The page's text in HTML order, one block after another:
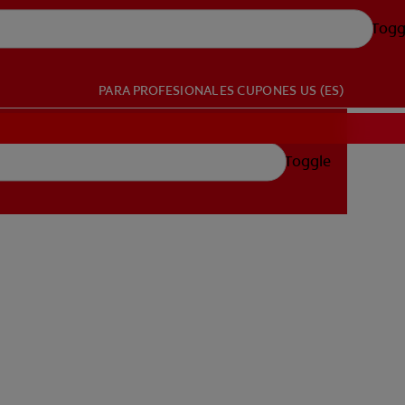
PARA PROFESIONALESCUPONES US (ES)
Toggle